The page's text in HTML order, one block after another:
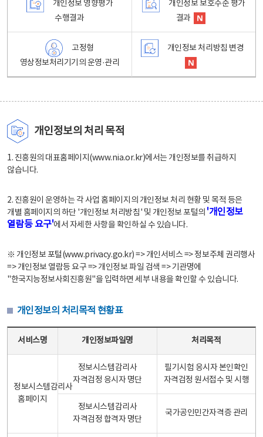
개인정보 영향평가
수행결과
개인정보 보호수준 평가
결과
고정형
영상정보처리기기의 운영·관리
개인정보 처리방침 변경
개인정보의 처리 목적
1. 진흥원의 대표홈페이지(www.nia.or.kr)에서는 개인정보를 취급하지
않습니다.
2. 진흥원이 운영하는 각 사업 홈페이지의 개인정보 처리 현황 및 목적 등은
개별 홈페이지의 하단 '개인정보 처리방침' 및 개인정보 포털의 '개인정보
열람등 요구'에서 자세한 사항을 확인하실 수 있습니다.
※ 개인정보 포털(www.privacy.go.kr) => 개인서비스 => 정보주체 권리행사
=> 개인정보 열람등 요구 => 개인정보 파일 검색 => 기관명에
"한국지능정보사회진흥원"을 입력하면 세부 내용을 확인할 수 있습니다.
개인정보의 처리목적 현황표
서비스명 개인정보파일명 처리목적
정보시스템감리사
홈페이지
정보시스템감리사
자격검정 응시자 명단
필기시험 응시자 본인확인
자격검정 원서접수 및 시행
정보시스템감리사
자격검정 합격자 명단
국가공인민간자격증 관리